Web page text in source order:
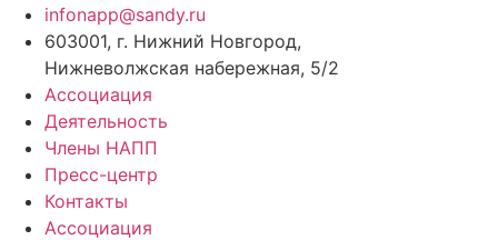
infonapp@sandy.ru
603001, г. Нижний Новгород,
Нижневолжская набережная, 5/2
Ассоциация
Деятельность
Члены НАПП
Пресс-центр
Контакты
Ассоциация